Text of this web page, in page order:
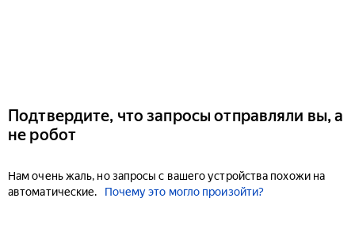
Подтвердите, что запросы отправляли вы, а
не робот
Нам очень жаль, но запросы с вашего устройства похожи на
автоматические.
Почему это могло произойти?